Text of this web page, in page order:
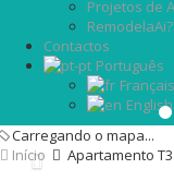
Projetos de
Contactos
Português
Français
English
Carregando o mapa...
Início
Apartamento